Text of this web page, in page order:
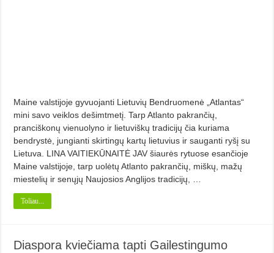
Maine valstijoje gyvuojanti Lietuvių Bendruomenė „Atlantas“
mini savo veiklos dešimtmetį. Tarp Atlanto pakrančių,
pranciškonų vienuolyno ir lietuviškų tradicijų čia kuriama
bendrystė, jungianti skirtingų kartų lietuvius ir sauganti ryšį su
Lietuva. LINA VAITIEKŪNAITĖ JAV šiaurės rytuose esančioje
Maine valstijoje, tarp uolėtų Atlanto pakrančių, miškų, mažų
miestelių ir senųjų Naujosios Anglijos tradicijų, …
Toliau...
Diaspora kviečiama tapti Gailestingumo